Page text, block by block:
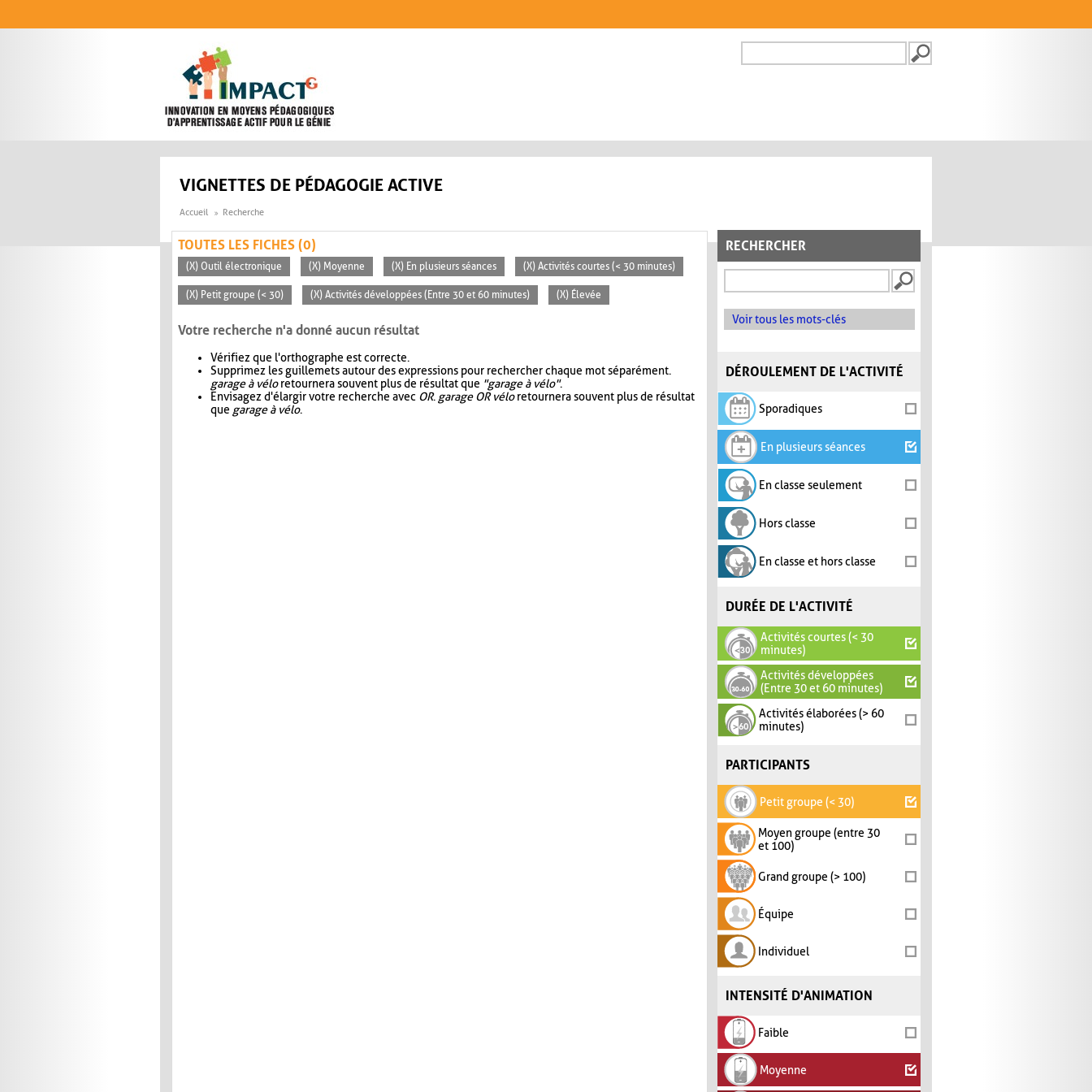
FORMULAIRE DE
VIGNETTES DE PÉDAGOGIE ACTIVE
Accueil Recherche
RECHERCHER
Voir tous les mots-clés
DÉROULEMENT DE L'ACTIVITÉ
Sporadiques
En plusieurs séances
En classe seulement
Hors classe
En classe et hors classe
DURÉE DE L'ACTIVITÉ
Activités courtes (< 30
minutes)
Activités développées
(Entre 30 et 60 minutes)
Activités élaborées (> 60
minutes)
PARTICIPANTS
Petit groupe (< 30)
Moyen groupe (entre 30
et 100)
Grand groupe (> 100)
Équipe
Individuel
INTENSITÉ D'ANIMATION
Faible
Moyenne
TOUTES LES FICHES (0)
(X) Outil électronique (X) Moyenne (X) En plusieurs séances (X) Activités courtes (< 30 minutes)
(X) Petit groupe (< 30) (X) Activités développées (Entre 30 et 60 minutes) (X) Élevée
Votre recherche n'a donné aucun résultat
Vérifiez que l'orthographe est correcte.
Supprimez les guillemets autour des expressions pour rechercher chaque mot séparément.
garage à véloretournera souvent plus de résultat que "garage à vélo".
Envisagez d'élargir votre recherche avec OR. garage OR véloretournera souvent plus de résultat
que garage à vélo.